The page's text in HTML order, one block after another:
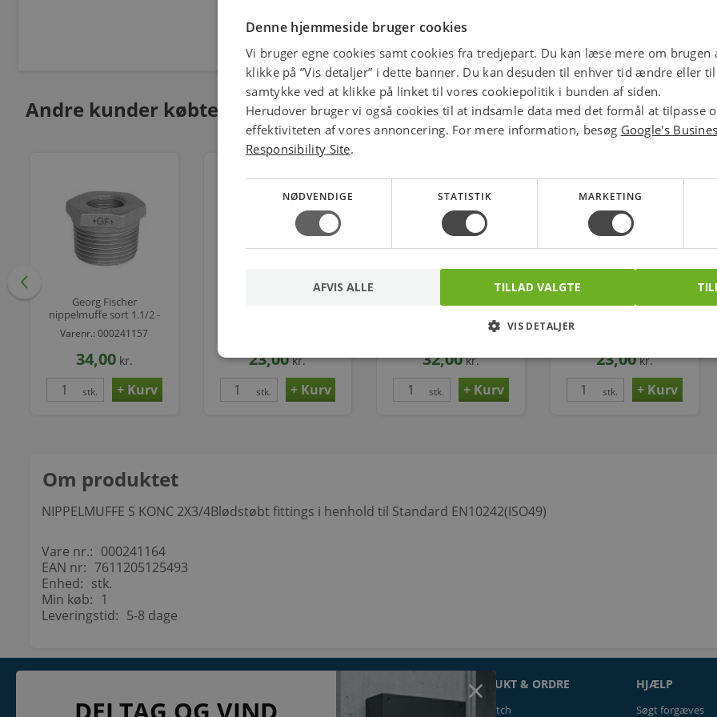
4.1
Andre kunder købte også
Georg Fischer
nippelmuffe sort 1.1/2 -
3/4''
Varenr.: 000241157
34,00 kr.
stk.
23,00 kr.
stk.
Georg Fischer
Varenr.: 000241156
32,00 kr.
stk.
Georg Fischer
23,00 kr.
stk.
Om produktet
NIPPELMUFFE S KONC 2X3/4Blødstøbt fittings i henhold til Standard EN10242(ISO49)
Vare nr.: 000241164
EAN nr: 7611205125493
Enhed: stk.
Min køb: 1
Leveringstid: 5-8 dage
NETSALG EL & VVS APS
PRODUKT & ORDRE
Prismatch
HJÆLP
Søgt forgæves
Denne hjemmeside bruger cookies
Vi bruger egne cookies samt cookies fra tredjepart. Du kan læse mere om brugen
klikke på ”Vis detaljer” i dette banner. Du kan desuden til enhver tid ændre eller
samtykke ved at klikke på linket til vores cookiepolitik i bunden af siden.
Herudover bruger vi også cookies til at indsamle data med det formål at tilpasse
effektiviteten af vores annoncering. For mere information, besøg Google's
Responsibility Site.
NØDVENDIGE STATISTIK MARKETING
TILLAD VALGTE
AFVIS ALLE
VIS DETALJER